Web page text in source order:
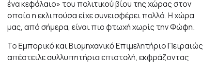
ένα κεφάλαιο» του πολιτικού βίου της χώρας στον
οποίο η εκλιπούσα είχε συνεισφέρει πολλά. Η χώρα
μας, από σήμερα, είναι πιο φτωχή χωρίς την Φώφη.
Το Εμπορικό και Βιομηχανικό Επιμελητήριο Πειραιώς
απέστειλε συλλυπητήρια επιστολή, εκφράζοντας